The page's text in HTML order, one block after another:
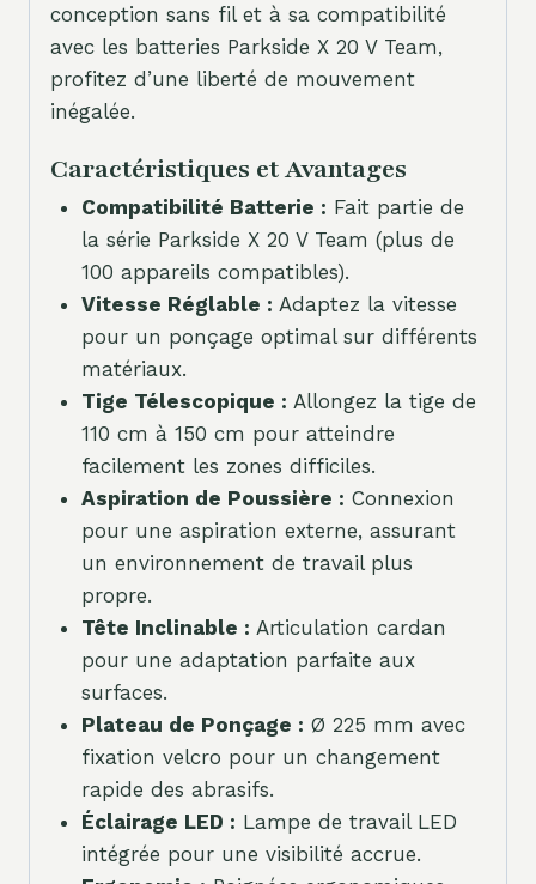
conception sans fil et à sa compatibilité
avec les batteries Parkside X 20 V Team,
profitez d’une liberté de mouvement
inégalée.
Caractéristiques et Avantages
Compatibilité Batterie : Fait partie de
la série Parkside X 20 V Team (plus de
100 appareils compatibles).
Vitesse Réglable : Adaptez la vitesse
pour un ponçage optimal sur différents
matériaux.
Tige Télescopique : Allongez la tige de
110 cm à 150 cm pour atteindre
facilement les zones difficiles.
Aspiration de Poussière : Connexion
pour une aspiration externe, assurant
un environnement de travail plus
propre.
Tête Inclinable : Articulation cardan
pour une adaptation parfaite aux
surfaces.
Plateau de Ponçage : Ø 225 mm avec
fixation velcro pour un changement
rapide des abrasifs.
Éclairage LED : Lampe de travail LED
intégrée pour une visibilité accrue.